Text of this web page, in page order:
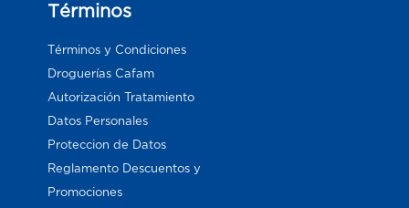
Términos
Términos y Condiciones
Droguerías Cafam
Autorización Tratamiento
Datos Personales
Proteccion de Datos
Reglamento Descuentos y
Promociones